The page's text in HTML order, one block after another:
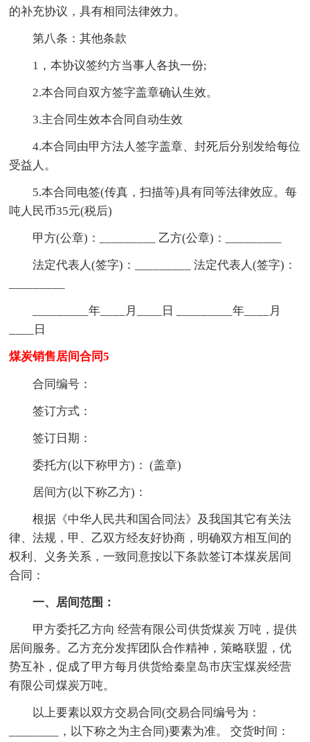
的补充协议，具有相同法律效力。
第八条：其他条款
1，本协议签约方当事人各执一份;
2.本合同自双方签字盖章确认生效。
3.主合同生效本合同自动生效
4.本合同由甲方法人签字盖章、封死后分别发给每位
受益人。
5.本合同电签(传真，扫描等)具有同等法律效应。每
吨人民币35元(税后)
甲方(公章)：_________ 乙方(公章)：_________
法定代表人(签字)：_________ 法定代表人(签字)：
_________年____月____日 _________年____月
____日
煤炭销售居间合同5
合同编号：
签订方式：
签订日期：
委托方(以下称甲方)： (盖章)
居间方(以下称乙方)：
根据《中华人民共和国合同法》及我国其它有关法
律、法规，甲、乙双方经友好协商，明确双方相互间的
权利、义务关系，一致同意按以下条款签订本煤炭居间
合同：
一、居间范围：
甲方委托乙方向 经营有限公司供货煤炭 万吨，提供
居间服务。乙方充分发挥团队合作精神，策略联盟，优
势互补，促成了甲方每月供货给秦皇岛市庆宝煤炭经营
有限公司煤炭万吨。
以上要素以双方交易合同(交易合同编号为：
________，以下称之为主合同)要素为准。 交货时间：